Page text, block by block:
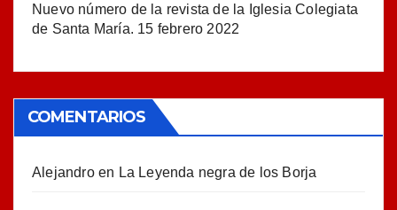
Nuevo número de la revista de la Iglesia Colegiata
de Santa María. 15 febrero 2022
COMENTARIOS
Alejandroen La Leyenda negra de los Borja